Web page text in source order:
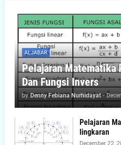
ALJABAR
Pelajaran Matematika
Dan Fungsi Invers
by Denny Febiana Nurhidayat -
Pelajaran
lingkaran
December 22,